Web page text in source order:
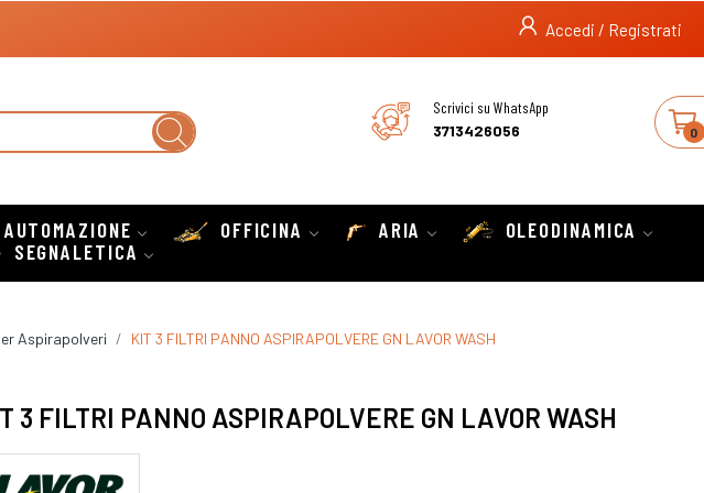
Accedi / Registrati
0
Scrivici su WhatsApp
3713426056
AUTOMAZIONE OFFICINA ARIA
OLEODINAMICA
SEGNALETICA
Aspirapolveri KIT 3 FILTRI PANNO ASPIRAPOLVERE GN LAVOR WASH
3 FILTRI PANNO ASPIRAPOLVERE GN LAVOR WASH